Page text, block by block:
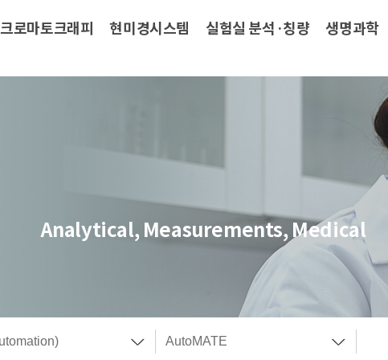
크로마토크래피 현미경시스템 실험실 분석·칭량 생명과학
Analytical, Measurements, Medical